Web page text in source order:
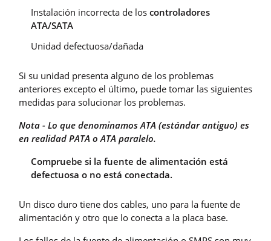
Instalación incorrecta de los controladores
ATA/SATA
Unidad defectuosa/dañada
Si su unidad presenta alguno de los problemas
anteriores excepto el último, puede tomar las siguientes
medidas para solucionar los problemas.
Nota - Lo que denominamos ATA (estándar antiguo) es
en realidad PATA o ATA paralelo.
Compruebe si la fuente de alimentación está
defectuosa o no está conectada.
Un disco duro tiene dos cables, uno para la fuente de
alimentación y otro que lo conecta a la placa base.